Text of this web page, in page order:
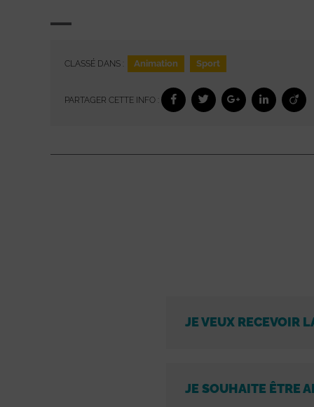
CLASSÉ DANS : Animation Sport
PARTAGER CETTE INFO :
JE VEUX RECEVOIR
JE SOUHAITE ÊTRE